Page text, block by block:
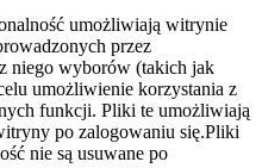
umożliwiają witrynie
przez
niego wyborów (takich jak
umożliwienie korzystania z
funkcji. Pliki te umożliwiają
po zalogowaniu się.Pliki
nie są usuwane po